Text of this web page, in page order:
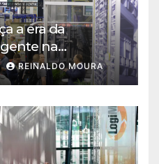
a era da
na
REINALDO MOURA